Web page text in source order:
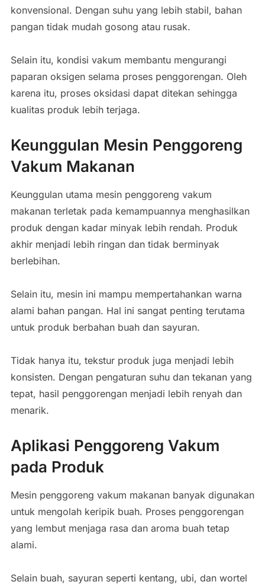
konvensional. Dengan suhu yang lebih stabil, bahan
pangan tidak mudah gosong atau rusak.
Selain itu, kondisi vakum membantu mengurangi
paparan oksigen selama proses penggorengan. Oleh
karena itu, proses oksidasi dapat ditekan sehingga
kualitas produk lebih terjaga.
Keunggulan Mesin Penggoreng
Vakum Makanan
Keunggulan utama mesin penggoreng vakum
makanan terletak pada kemampuannya menghasilkan
produk dengan kadar minyak lebih rendah. Produk
akhir menjadi lebih ringan dan tidak berminyak
berlebihan.
Selain itu, mesin ini mampu mempertahankan warna
alami bahan pangan. Hal ini sangat penting terutama
untuk produk berbahan buah dan sayuran.
Tidak hanya itu, tekstur produk juga menjadi lebih
konsisten. Dengan pengaturan suhu dan tekanan yang
tepat, hasil penggorengan menjadi lebih renyah dan
menarik.
Aplikasi Penggoreng Vakum
pada Produk
Mesin penggoreng vakum makanan banyak digunakan
untuk mengolah keripik buah. Proses penggorengan
yang lembut menjaga rasa dan aroma buah tetap
alami.
Selain buah, sayuran seperti kentang, ubi, dan wortel